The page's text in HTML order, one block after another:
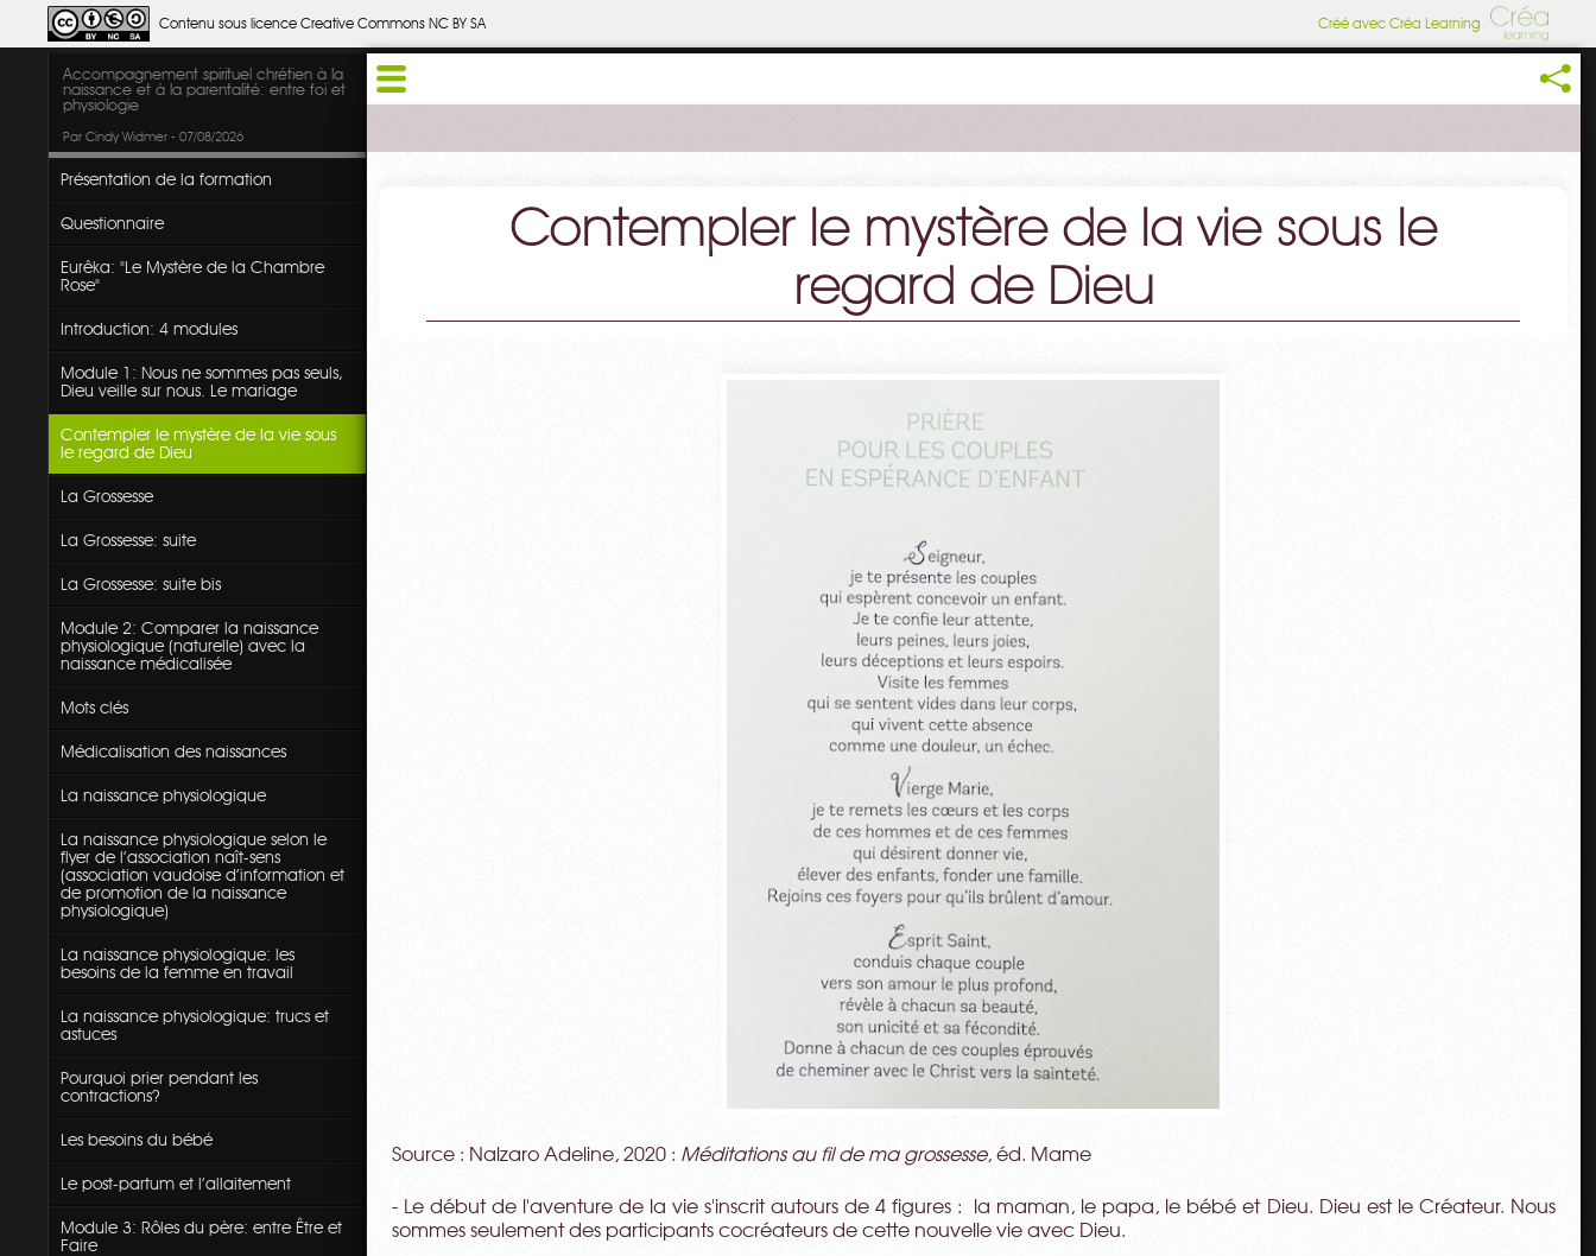
Contenu sous licence Creative Commons NC BY SA Créé avec Créa Learning
Accompagnement spirituel chrétien à la
naissance et à la parentalité: entre foi et
physiologie
Par Cindy Widmer - 07/08/2026
Présentation de la formation
Questionnaire
Eurêka: "Le Mystère de la Chambre
Rose"
Introduction: 4 modules
Module 1: Nous ne sommes pas seuls,
Dieu veille sur nous. Le mariage
Contempler le mystère de la vie sous
le regard de Dieu
La Grossesse
La Grossesse: suite
La Grossesse: suite bis
Module 2: Comparer la naissance
physiologique (naturelle) avec la
naissance médicalisée
Mots clés
Médicalisation des naissances
La naissance physiologique
La naissance physiologique selon le
flyer de l'association naît-sens
(association vaudoise d'information et
de promotion de la naissance
physiologique)
La naissance physiologique: les
besoins de la femme en travail
La naissance physiologique: trucs et
astuces
Pourquoi prier pendant les
contractions?
Les besoins du bébé
Le post-partum et l'allaitement
Module 3: Rôles du père: entre Être et
Faire
Contempler le mystère de la vie sous le
regard de Dieu
Source : Nalzaro Adeline, 2020 : Méditations au fil de ma grossesse, éd. Mame
- Le début de l'aventure de la vie s'inscrit autours de 4 figures : la maman, le papa, le bébé et Dieu. Dieu est le Créateur. Nous
sommes seulement des participants cocréateurs de cette nouvelle vie avec Dieu.